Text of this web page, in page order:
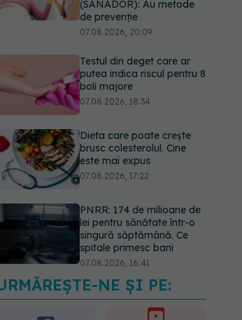
Testul din deget care ar
putea indica riscul pentru 8
07.08.2026, 18:34
Dieta care poate crește
brusc colesterolul. Cine
07.08.2026, 17:22
PNRR: 174 de milioane de
lei pentru sănătate într-o
spitale primesc bani
07.08.2026, 16:41
Ce spune culoarea ta
preferată despre vârsta
"codul cromatic" al
generațiilor
NE ȘI PE: